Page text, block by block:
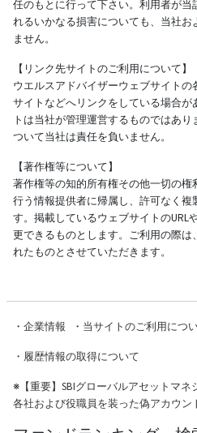
任のもとに行って下さい。利用者が
れるいかなる損害についても、当社
ません。
【リンク先サイトのご利用について】
ウエルスアドバイザーウェブサイト
サイトなどへリンクをしている場合
トは当社が管理運営するものではあ
ついて当社は責任を負いません。
【著作権等について】
著作権等の知的所有権その他一切の
行う情報提供者に帰属し、許可なく複
す。掲載しているウェブサイトのURL
更できるものとします。ご利用の際
れたものとさせていただきます。
・ 企業情報 ・ 当サイトのご利用につ
・ 履歴情報の取得について
※【重要】SBIグローバルアセットマネ
各社および役職員を装った偽アカウ